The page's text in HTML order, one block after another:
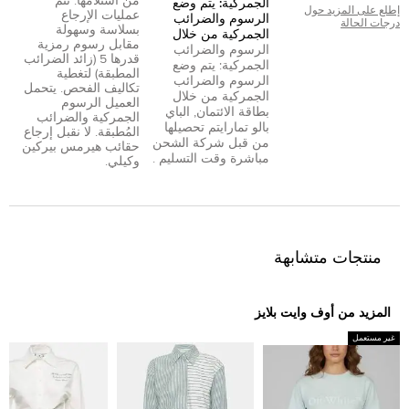
إطلع على المزيد حول
درجات الحالة
الجمركية: يتم وضع
الرسوم والضرائب
الجمركية من خلال
الرسوم والضرائب
الجمركية: يتم وضع
الرسوم والضرائب
الجمركية من خلال
بطاقة الائتمان
الباي
بالو تمارا يتم تحصيلها
من قبل شركة الشحن
مباشرة وقت التسليم .
عمليات الإرجاع
بسلاسة وسهولة
مقابل رسوم رمزية
قدرها 5 (زائد الضرائب
المطبقة) لتغطية
تكاليف الفحص. يتحمل
العميل الرسوم
الجمركية والضرائب
المُطبقة. لا نقبل إرجاع
حقائب هيرمس بيركين
وكيلي.
منتجات متشابهة
المزيد من أوف وايت بلايز
غير مستعمل